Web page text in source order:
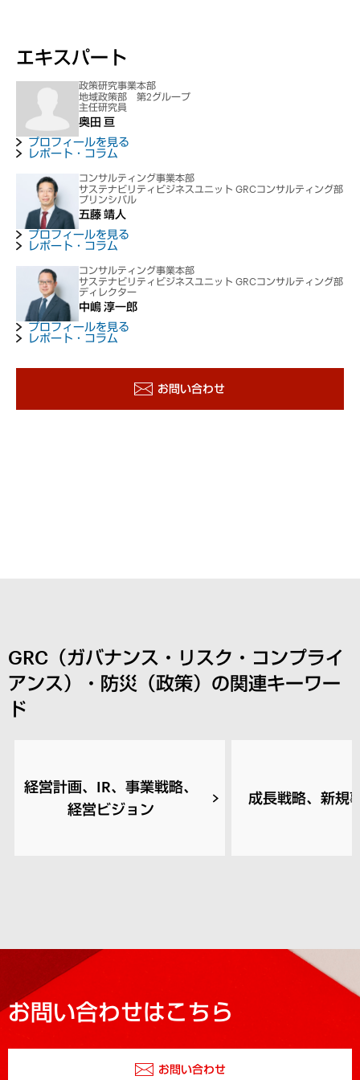
エキスパート
政策研究事業本部
地域政策部 第2グループ
主任研究員
奥田 亘
プロフィールを見る
レポート・コラム
コンサルティング事業本部
サステナビリティビジネスユニット GRCコンサルティング部
プリンシパル
五藤 靖人
プロフィールを見る
レポート・コラム
コンサルティング事業本部
サステナビリティビジネスユニット GRCコンサルティング部
ディレクター
中嶋 淳一郎
プロフィールを見る
レポート・コラム
お問い合わせ
GRC（ガバナンス・リスク・コンプライ
アンス）・防災（政策）の関連キーワー
ド
経営計画、IR、事業戦略、
経営ビジョン
成長戦略、新規
お問い合わせはこちら
お問い合わせ